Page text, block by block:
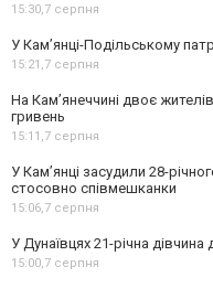
15:30,7 серпня
У Кам’янці-Подільському
15:21,7 серпня
На Камʼянеччині двоє
гривень
15:11,7 серпня
У Камʼянці засудили 28-
стосовно співмешканки
15:06,7 серпня
У Дунаївцях 21-річна дівчина
15:00,7 серпня